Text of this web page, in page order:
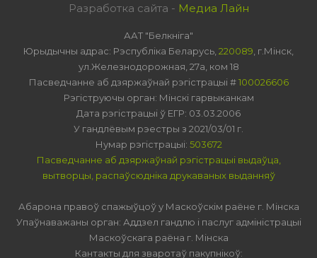
Разработка сайта - Медиа Лайн
ААТ "Белкніга"
Юрыдычны адрас: Рэспубліка Беларусь, 220089 , г.Мінск,
ул.Железнодорожная, 27а, ком 18
Пасведчанне аб дзяржаўнай рэгістрацыі #100026606
Рэгіструючы орган: Мінскі гарвыканкам
Дата рэгістрацыі ў ЕГР: 03.03.2006
У гандлёвым рэестры з 2021/03/01 г.
Нумар рэгістрацыі: 503672
Пасведчанне аб дзяржаўнай рэгістрацыі выдаўца,
вытворцы, распаўсюдніка друкаваных выданняў
Абарона правоў спажыўцоў у Маскоўскім раёне г. Мінска
Упаўнаважаны орган: Аддзел гандлю і паслуг адміністрацыі
Маскоўскага раёна г. Мінска
Кантакты для зваротаў пакупнікоў: